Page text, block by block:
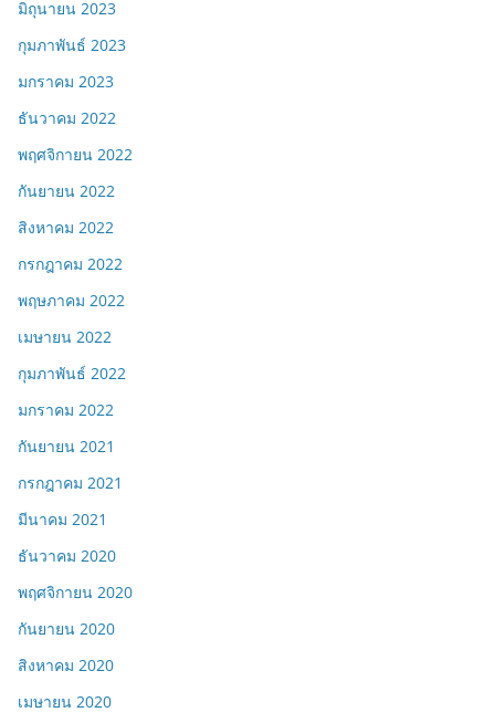
มิถุนายน 2023
กุมภาพันธ์ 2023
มกราคม 2023
ธันวาคม 2022
พฤศจิกายน 2022
กันยายน 2022
สิงหาคม 2022
กรกฎาคม 2022
พฤษภาคม 2022
เมษายน 2022
กุมภาพันธ์ 2022
มกราคม 2022
กันยายน 2021
กรกฎาคม 2021
มีนาคม 2021
ธันวาคม 2020
พฤศจิกายน 2020
กันยายน 2020
สิงหาคม 2020
เมษายน 2020